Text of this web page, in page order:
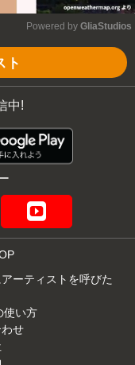
Powered by GliaStudios
ト
中!
ーティストを呼びた
使い方
せ